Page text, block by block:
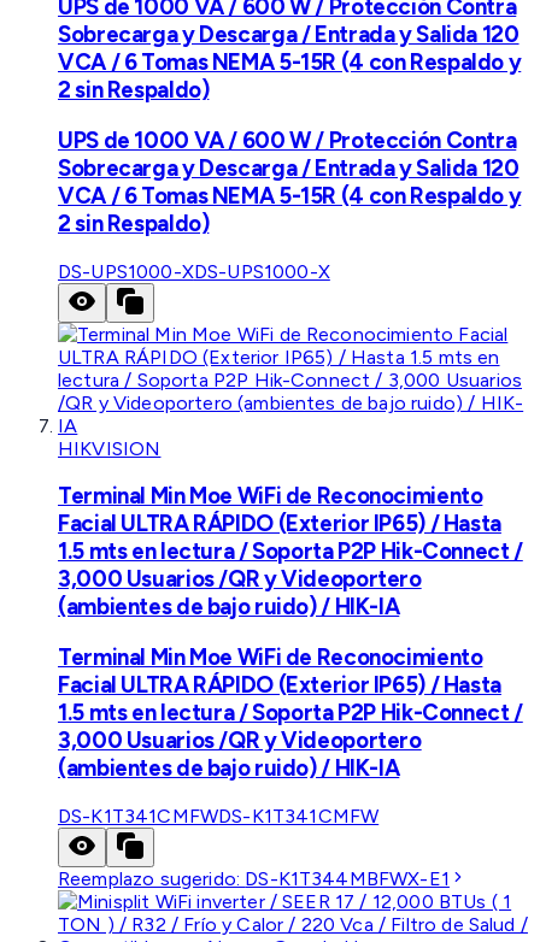
UPS de 1000 VA / 600 W / Protección Contra
Sobrecarga y Descarga / Entrada y Salida 120
VCA / 6 Tomas NEMA 5-15R (4 con Respaldo y
2 sin Respaldo)
UPS de 1000 VA / 600 W / Protección Contra
Sobrecarga y Descarga / Entrada y Salida 120
VCA / 6 Tomas NEMA 5-15R (4 con Respaldo y
2 sin Respaldo)
DS-UPS1000-XDS-UPS1000-X
HIKVISION
Terminal Min Moe WiFi de Reconocimiento
Facial ULTRA RÁPIDO (Exterior IP65) / Hasta
1.5 mts en lectura / Soporta P2P Hik-Connect /
3,000 Usuarios /QR y Videoportero
(ambientes de bajo ruido) / HIK-IA
Terminal Min Moe WiFi de Reconocimiento
Facial ULTRA RÁPIDO (Exterior IP65) / Hasta
1.5 mts en lectura / Soporta P2P Hik-Connect /
3,000 Usuarios /QR y Videoportero
(ambientes de bajo ruido) / HIK-IA
DS-K1T341CMFWDS-K1T341CMFW
Reemplazo sugerido: DS-K1T344MBFWX-E1